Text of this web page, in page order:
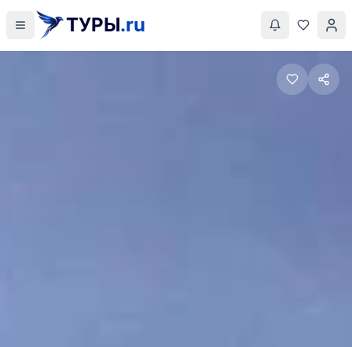
ТУРЫ.ru